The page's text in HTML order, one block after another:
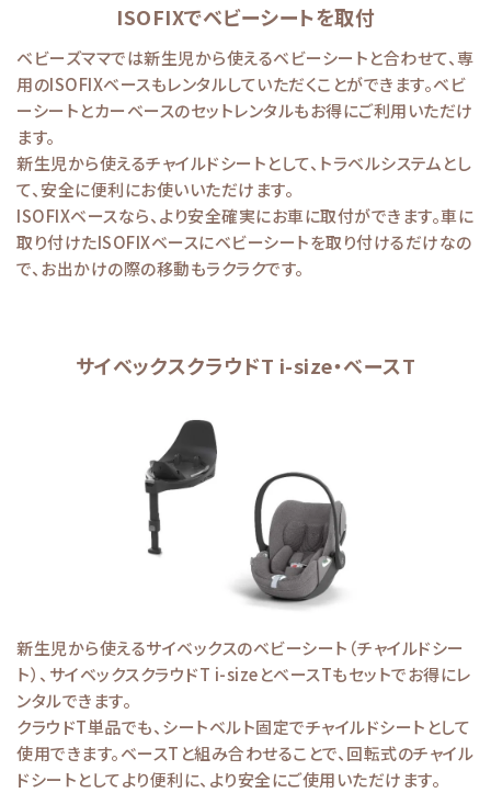
ISOFIXでベビーシートを取付
ベビーズママでは新生児から使えるベビーシートと合わせて、専
用のISOFIXベースもレンタルしていただくことができます。ベビ
ーシートとカーベースのセットレンタルもお得にご利用いただけ
ます。
新生児から使えるチャイルドシートとして、トラベルシステムとし
て、安全に便利にお使いいただけます。
ISOFIXベースなら、より安全確実にお車に取付ができます。車に
取り付けたISOFIXベースにベビーシートを取り付けるだけなの
で、お出かけの際の移動もラクラクです。
サイベックスクラウドT i-size・ベースT
新生児から使えるサイベックスのベビーシート（チャイルドシー
ト）、サイベックスクラウドT i-sizeとベースTもセットでお得にレ
ンタルできます。
クラウドT単品でも、シートベルト固定でチャイルドシートとして
使用できます。ベースTと組み合わせることで、回転式のチャイル
ドシートとしてより便利に、より安全にご使用いただけます。